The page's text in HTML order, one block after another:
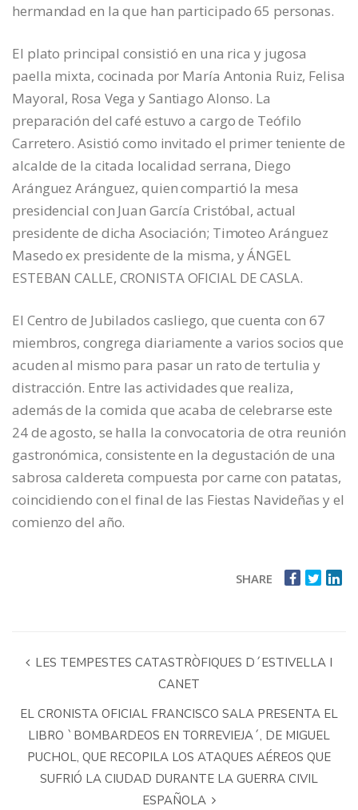
hermandad en la que han participado 65 personas.
El plato principal consistió en una rica y jugosa
paella mixta, cocinada por María Antonia Ruiz, Felisa
Mayoral, Rosa Vega y Santiago Alonso. La
preparación del café estuvo a cargo de Teófilo
Carretero. Asistió como invitado el primer teniente de
alcalde de la citada localidad serrana, Diego
Aránguez Aránguez, quien compartió la mesa
presidencial con Juan García Cristóbal, actual
presidente de dicha Asociación; Timoteo Aránguez
Masedo ex presidente de la misma, y ÁNGEL
ESTEBAN CALLE, CRONISTA OFICIAL DE CASLA.
El Centro de Jubilados casliego, que cuenta con 67
miembros, congrega diariamente a varios socios que
acuden al mismo para pasar un rato de tertulia y
distracción. Entre las actividades que realiza,
además de la comida que acaba de celebrarse este
24 de agosto, se halla la convocatoria de otra reunión
gastronómica, consistente en la degustación de una
sabrosa caldereta compuesta por carne con patatas,
coincidiendo con el final de las Fiestas Navideñas y el
comienzo del año.
SHARE
LES TEMPESTES CATASTRÒFIQUES D´ESTIVELLA I
CANET
EL CRONISTA OFICIAL FRANCISCO SALA PRESENTA EL
LIBRO `BOMBARDEOS EN TORREVIEJA´, DE MIGUEL
PUCHOL, QUE RECOPILA LOS ATAQUES AÉREOS QUE
SUFRIÓ LA CIUDAD DURANTE LA GUERRA CIVIL
ESPAÑOLA